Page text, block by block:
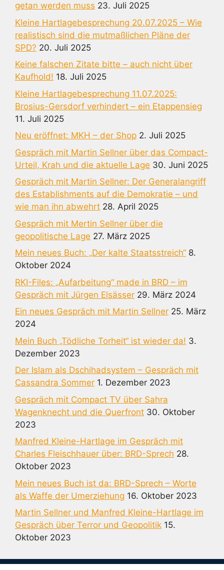
getan werden muss 23. Juli 2025
Kleine Hartlagebesprechung 20.07.2025 – Wie
realistisch sind die mutmaßlichen Pläne der
SPD? 20. Juli 2025
Keine falschen Zitate bitte – auch nicht über
Kaufhold! 18. Juli 2025
Kleine Hartlagebesprechung 11.07.2025:
Brosius-Gersdorf verhindert – ein Etappensieg
11. Juli 2025
Neu eröffnet: MKH – der Shop 2. Juli 2025
Gespräch mit Martin Sellner über das Compact-
Urteil, Krah und die aktuelle Lage 30. Juni 2025
Gespräch mit Martin Sellner: Der Generalangriff
des Establishments auf die Demokratie – und
wie man ihn abwehrt 28. April 2025
Gespräch mit Mertin Sellner über die
geopolitische Lage 27. März 2025
Mein neues Buch: „Der kalte Staatsstreich“ 8.
Oktober 2024
RKI-Files: „Aufarbeitung“ made in BRD – im
Gespräch mit Jürgen Elsässer 29. März 2024
Ein neues Gespräch mit Martin Sellner 25. März
2024
Mein Buch „Tödliche Torheit“ ist wieder da! 3.
Dezember 2023
Der Islam als Dschihadsystem – Gespräch mit
Cassandra Sommer 1. Dezember 2023
Gespräch mit Compact TV über Sahra
Wagenknecht und die Querfront 30. Oktober
2023
Manfred Kleine-Hartlage im Gespräch mit
Charles Fleischhauer über: BRD-Sprech 28.
Oktober 2023
Mein neues Buch ist da: BRD-Sprech – Worte
als Waffe der Umerziehung 16. Oktober 2023
Martin Sellner und Manfred Kleine-Hartlage im
Gespräch über Terror und Geopolitik 15.
Oktober 2023